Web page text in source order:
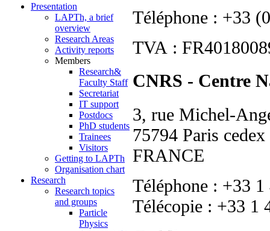
Presentation
LAPTh, a brief
overview
Research Areas
Activity reports
Members
Research&
Faculty Staff
Secretariat
IT support
Postdocs
PhD students
Trainees
Visitors
Getting to LAPTh
Organisation chart
Research
Research topics
and groups
Particle
Physics
Téléphone : +33
TVA :
CNRS - Centre
3, rue Michel-
75794 Paris cedex
FRANCE
Téléphone : +33
Télécopie : +33 1